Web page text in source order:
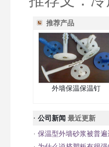
推荐产品
外墙保温保温钉
· 公司新闻 最近更新
· 保温型外墙砂浆被普